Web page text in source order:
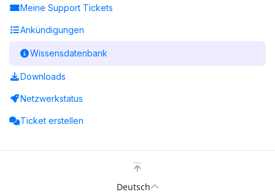
Meine Support Tickets
Ankündigungen
Wissensdatenbank
Downloads
Netzwerkstatus
Ticket erstellen
Deutsch